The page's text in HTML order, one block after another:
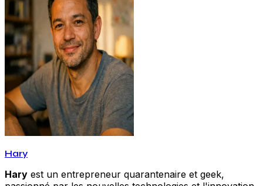
Hary
Hary est un entrepreneur quarantenaire et geek,